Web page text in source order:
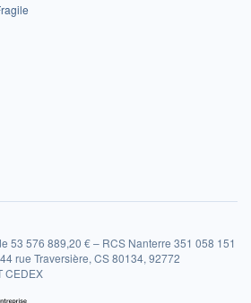
53 576 889,20 € – RCS Nanterre 351 058 151
rue Traversière, CS 80134, 92772
CEDEX